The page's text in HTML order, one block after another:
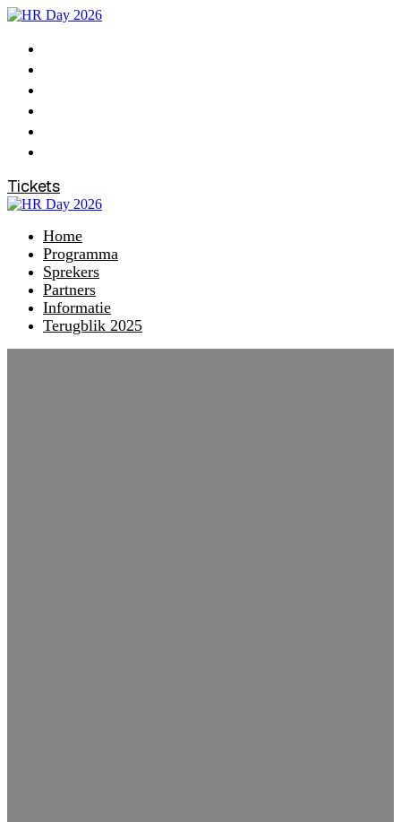
Tickets
Home
Programma
Sprekers
Partners
Informatie
Terugblik 2025